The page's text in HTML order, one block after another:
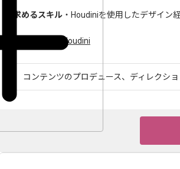
求めるスキル ・Houdiniを使用したデザイン
Houdini
コンテンツのプロデュース、ディレクシ